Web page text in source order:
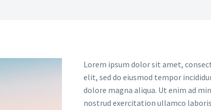
Lorem ipsum dolor sit amet,
elit, sed do eiusmod tempor
dolore magna aliqua. Ut enim ad
nostrud exercitation ullamco